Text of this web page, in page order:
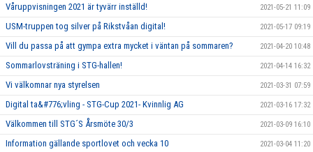
Våruppvisningen 2021 är tyvärr inställd! 2021-05-21 11:09
USM-truppen tog silver på Rikstvåan digital! 2021-05-17 09:19
Vill du passa på att gympa extra mycket i väntan på sommaren? 2021-04-20 10:48
Sommarlovsträning i STG-hallen! 2021-04-14 16:32
Vi välkomnar nya styrelsen 2021-03-31 07:59
Digital ta&#776;vling - STG-Cup 2021- Kvinnlig AG 2021-03-16 17:32
Välkommen till STG´S Årsmöte 30/3 2021-03-09 16:10
Information gällande sportlovet och vecka 10 2021-03-04 11:20